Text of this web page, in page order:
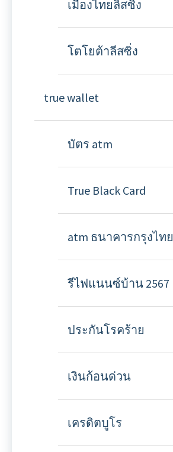
เมืองไทยลิสซิ่ง
โตโยต้าลีสซิ่ง
true wallet
บัตร atm
True Black Card
atm ธนาคารกรุงไทย
รีไฟแนนซ์บ้าน 2567
ประกันโรคร้าย
เงินก้อนด่วน
เครดิตบูโร